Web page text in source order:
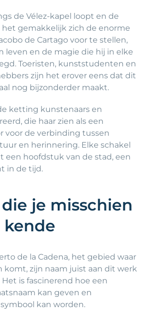
de Vélez-kapel loopt en de
gemakkelijk zich de enorme
de Cartago voor te stellen,
leven en de magie die hij in elke
Toeristen, kunststudenten en
zijn het erover eens dat dit
nog bijzonderder maakt.
ketting kunstenaars en
die haar zien als een
voor de verbinding tussen
en herinnering. Elke schakel
een hoofdstuk van de stad, een
in de tijd.
je misschien
de la Cadena, het gebied waar
komt, zijn naam juist aan dit werk
is fascinerend hoe een
kan geven en
kan worden.